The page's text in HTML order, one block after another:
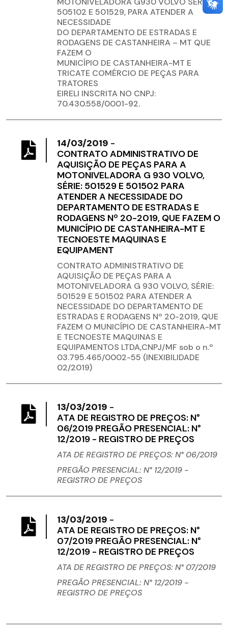
505102 E 501529, PARA ATENDER A
NECESSIDADE
DO DEPARTAMENTO DE ESTRADAS E
RODAGENS DE CASTANHEIRA – MT QUE
FAZEM O
MUNICÍPIO DE CASTANHEIRA-MT E
TRICATE COMÉRCIO DE PEÇAS PARA
TRATORES
EIRELI INSCRITA NO CNPJ:
70.430.558/0001-92.
14/03/2019 -
CONTRATO ADMINISTRATIVO DE
AQUISIÇÃO DE PEÇAS PARA A
MOTONIVELADORA G 930 VOLVO,
SÉRIE: 501529 E 501502 PARA
ATENDER A NECESSIDADE DO
DEPARTAMENTO DE ESTRADAS E
RODAGENS Nº 20-2019, QUE FAZEM O
MUNICÍPIO DE CASTANHEIRA-MT E
TECNOESTE MAQUINAS E
EQUIPAMENT
CONTRATO ADMINISTRATIVO DE
AQUISIÇÃO DE PEÇAS PARA A
MOTONIVELADORA G 930 VOLVO, SÉRIE:
501529 E 501502 PARA ATENDER A
NECESSIDADE DO DEPARTAMENTO DE
ESTRADAS E RODAGENS Nº 20-2019, QUE
FAZEM O MUNICÍPIO DE CASTANHEIRA-MT
E TECNOESTE MAQUINAS E
EQUIPAMENTOS LTDA,CNPJ/MF sob o n.º
03.795.465/0002-55 (INEXIBILIDADE
02/2019)
13/03/2019 -
ATA DE REGISTRO DE PREÇOS: N°
06/2019 PREGÃO PRESENCIAL: N°
12/2019 - REGISTRO DE PREÇOS
ATA DE REGISTRO DE PREÇOS: N° 06/2019
PREGÃO PRESENCIAL: N° 12/2019 -
REGISTRODE PREÇOS
13/03/2019 -
ATA DE REGISTRO DE PREÇOS: N°
07/2019 PREGÃO PRESENCIAL: N°
12/2019 - REGISTRO DE PREÇOS
ATA DE REGISTRO DE PREÇOS: N° 07/2019
PREGÃO PRESENCIAL: N° 12/2019 -
REGISTRODE PREÇOS